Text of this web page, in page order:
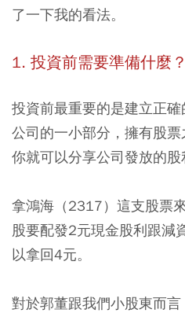
了一下我的看法。
1. 投資前需要準備什麼？
投資前最重要的是建立正
公司的一小部分，擁有股票
你就可以分享公司發放的股
拿鴻海（2317）這支股票
股要配發2元現金股利跟減
以拿回4元。
對於郭董跟我們小股東而